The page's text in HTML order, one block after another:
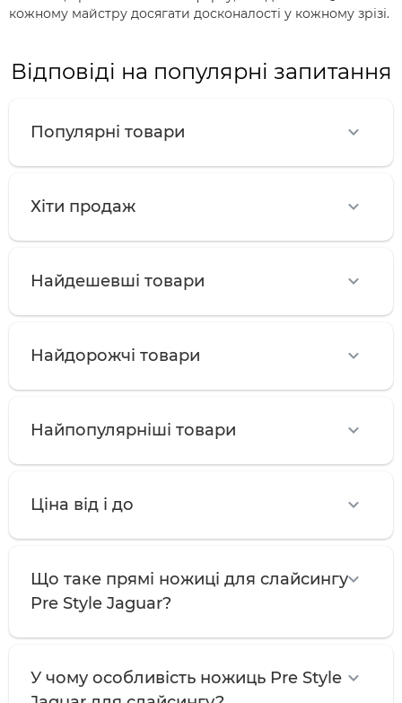
кожному майстру досягати досконалості у кожному зрізі.
Відповіді на популярні запитання
Популярні товари
Хіти продаж
Найдешевші товари
Найдорожчі товари
Найпопулярніші товари
Ціна від і до
Що таке прямі ножиці для слайсингу
Pre Style Jaguar?
У чому особливість ножиць Pre Style